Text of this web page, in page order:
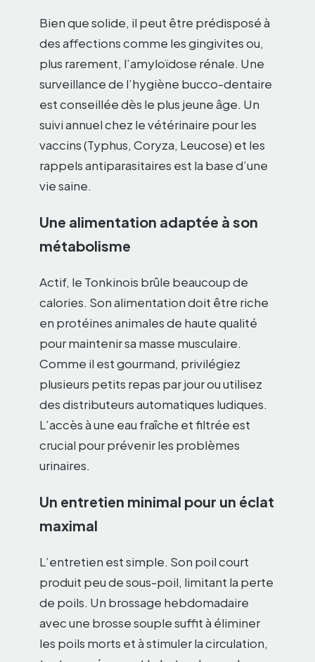
Bien que solide, il peut être prédisposé à
des affections comme les gingivites ou,
plus rarement, l’amyloïdose rénale. Une
surveillance de l’hygiène bucco-dentaire
est conseillée dès le plus jeune âge. Un
suivi annuel chez le vétérinaire pour les
vaccins (Typhus, Coryza, Leucose) et les
rappels antiparasitaires est la base d’une
vie saine.
Une alimentation adaptée à son
métabolisme
Actif, le Tonkinois brûle beaucoup de
calories. Son alimentation doit être riche
en protéines animales de haute qualité
pour maintenir sa masse musculaire.
Comme il est gourmand, privilégiez
plusieurs petits repas par jour ou utilisez
des distributeurs automatiques ludiques.
L’accès à une eau fraîche et filtrée est
crucial pour prévenir les problèmes
urinaires.
Un entretien minimal pour un éclat
maximal
L’entretien est simple. Son poil court
produit peu de sous-poil, limitant la perte
de poils. Un brossage hebdomadaire
avec une brosse souple suffit à éliminer
les poils morts et à stimuler la circulation,